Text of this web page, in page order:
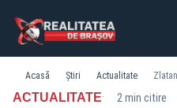
Acasă Știri Actualitate
ACTUALITATE· 2 min citire